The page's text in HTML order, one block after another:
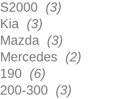
S2000 (3)
Kia (3)
Mazda (3)
Mercedes (2)
190 (6)
200-300 (3)